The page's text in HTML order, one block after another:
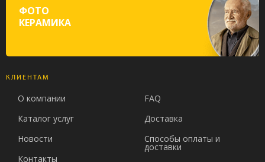
ФОТО
КЕРАМИКА
КЛИЕНТАМ
О компании
Каталог услуг
Новости
Контакты
FAQ
Доставка
Способы оплаты и
доставки